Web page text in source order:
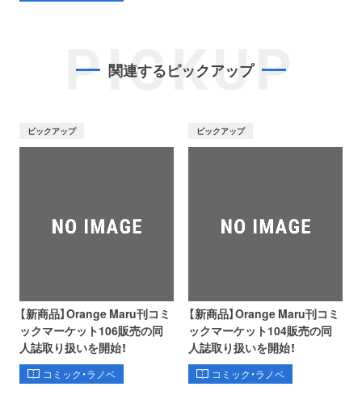
PICKUP
関連するピックアップ
ピックアップ
【新商品】Orange Maru刊コミ
ックマーケット106販売の同
人誌取り扱いを開始！
コミック・ラノベ
ピックアップ
【新商品】Orange Maru刊コミ
ックマーケット104販売の同
人誌取り扱いを開始！
コミック・ラノベ